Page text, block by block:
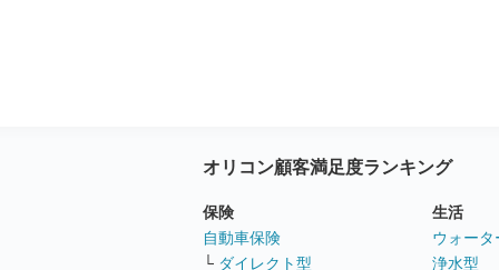
オリコン顧客満足度ランキング
保険
自動車保険
└ ダイレクト型
生活
ウォー
浄水型